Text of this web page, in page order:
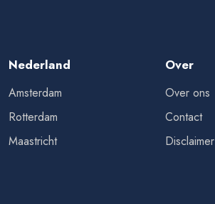
Nederland
Amsterdam
Rotterdam
Maastricht
Over
Over ons
Contact
Disclaimer